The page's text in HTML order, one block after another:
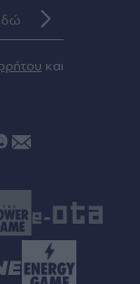
η
από το
το πλαστό
και